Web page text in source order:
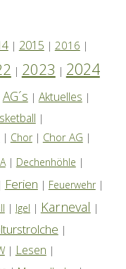
| 2015 | 2016 |
| 2023 | 2024
AG´s | Aktuelles |
|
| Chor| Chor AG |
| Dechenhöhle |
Ferien | Feuerwehr|
| Igel | Karneval |
|
| Lesen |